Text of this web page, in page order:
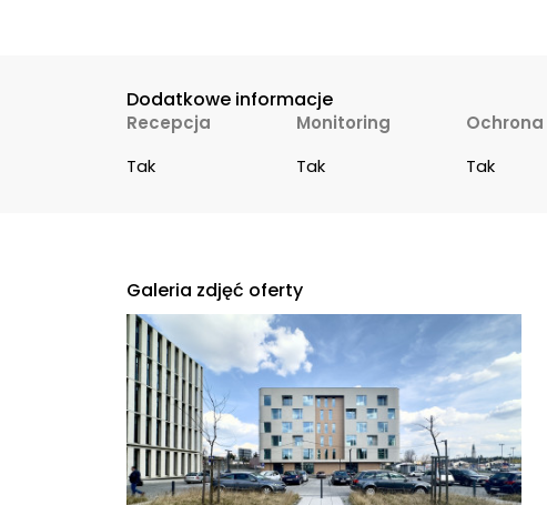
Dodatkowe informacje
Recepcja
Tak
Monitoring
Tak
Ochrona
Tak
Galeria zdjęć oferty